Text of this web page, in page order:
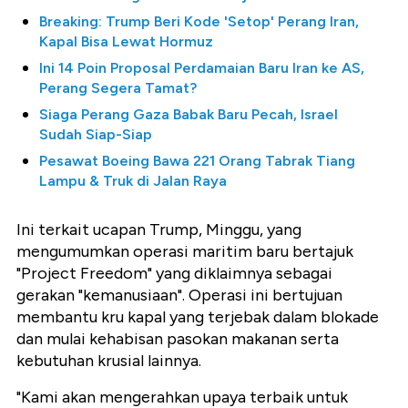
Breaking: Trump Beri Kode 'Setop' Perang Iran,
Kapal Bisa Lewat Hormuz
Ini 14 Poin Proposal Perdamaian Baru Iran ke AS,
Perang Segera Tamat?
Siaga Perang Gaza Babak Baru Pecah, Israel
Sudah Siap-Siap
Pesawat Boeing Bawa 221 Orang Tabrak Tiang
Lampu & Truk di Jalan Raya
Ini terkait ucapan Trump, Minggu, yang
mengumumkan operasi maritim baru bertajuk
"Project Freedom" yang diklaimnya sebagai
gerakan "kemanusiaan". Operasi ini bertujuan
membantu kru kapal yang terjebak dalam blokade
dan mulai kehabisan pasokan makanan serta
kebutuhan krusial lainnya.
"Kami akan mengerahkan upaya terbaik untuk